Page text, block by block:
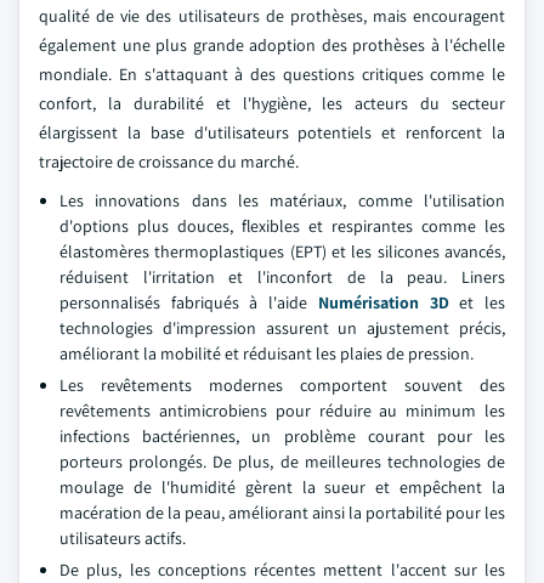
qualité de vie des utilisateurs de prothèses, mais encouragent
également une plus grande adoption des prothèses à l'échelle
mondiale. En s'attaquant à des questions critiques comme le
confort, la durabilité et l'hygiène, les acteurs du secteur
élargissent la base d'utilisateurs potentiels et renforcent la
trajectoire de croissance du marché.
Les innovations dans les matériaux, comme l'utilisation
d'options plus douces, flexibles et respirantes comme les
élastomères thermoplastiques (EPT) et les silicones avancés,
réduisent l'irritation et l'inconfort de la peau. Liners
personnalisés fabriqués à l'aide Numérisation 3Det les
technologies d'impression assurent un ajustement précis,
améliorant la mobilité et réduisant les plaies de pression.
Les revêtements modernes comportent souvent des
revêtements antimicrobiens pour réduire au minimum les
infections bactériennes, un problème courant pour les
porteurs prolongés. De plus, de meilleures technologies de
moulage de l'humidité gèrent la sueur et empêchent la
macération de la peau, améliorant ainsi la portabilité pour les
utilisateurs actifs.
De plus, les conceptions récentes mettent l'accent sur les